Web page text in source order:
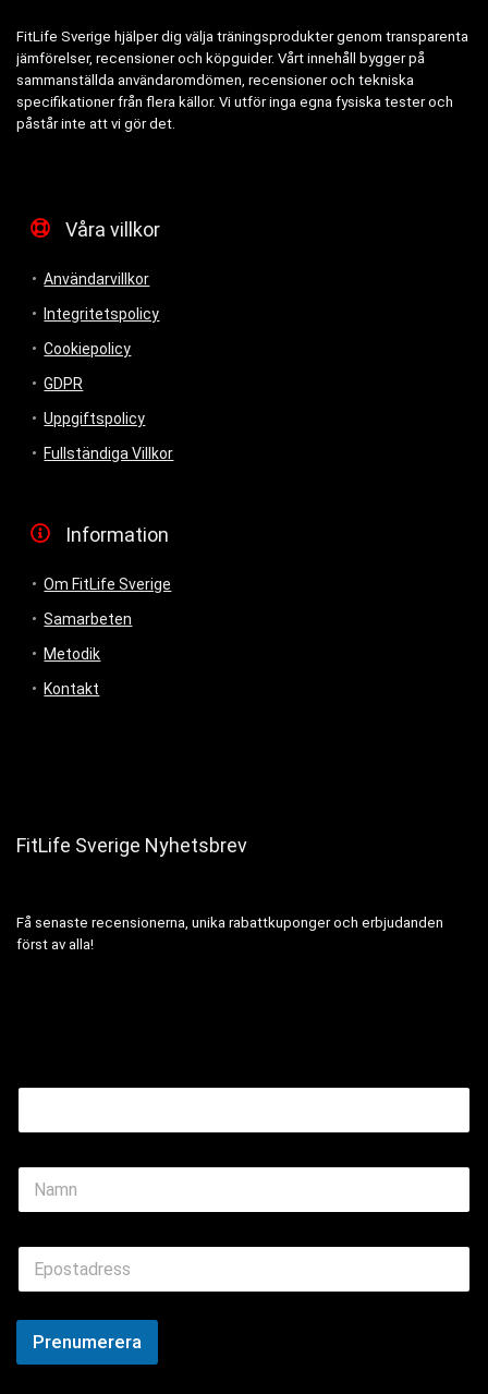
FitLife Sverige hjälper dig välja träningsprodukter genom transparenta
jämförelser, recensioner och köpguider. Vårt innehåll bygger på
sammanställda användaromdömen, recensioner och tekniska
specifikationer från flera källor. Vi utför inga egna fysiska tester och
påstår inte att vi gör det.
Våra villkor
Användarvillkor
Integritetspolicy
Cookiepolicy
GDPR
Uppgiftspolicy
Fullständiga Villkor
Information
Om FitLife Sverige
Samarbeten
Metodik
Kontakt
FitLife Sverige Nyhetsbrev
Få senaste recensionerna, unika rabattkuponger och erbjudanden
först av alla!
N
m
E
a
i
*
Prenumerera